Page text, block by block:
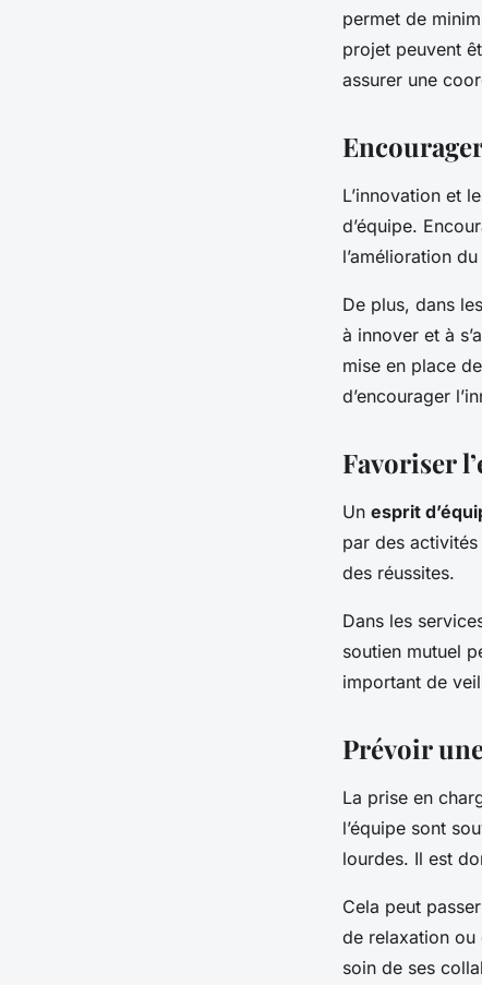
permet de
projet peuvent
assurer une
L’innovation et
d’équipe.
l’amélioration
De plus, dans
à innover et à
mise en place
d’encourager
Favoriser
Un esprit
par des
des réussites.
Dans les
soutien mutuel
important de
Prévoir
La prise en
l’équipe sont
lourdes. Il est
Cela peut
de relaxation ou
soin de ses